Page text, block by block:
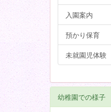
入園案内
預かり保育
未就園児体験
幼稚園での様子